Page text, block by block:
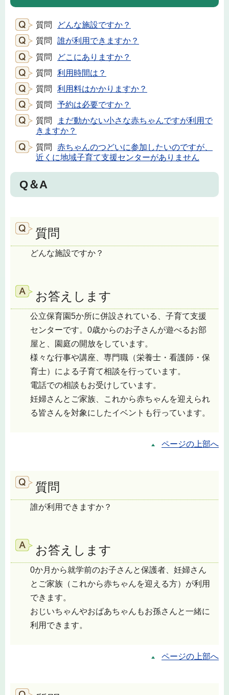
質問
どんな施設ですか？
質問
誰が利用できますか？
質問
どこにありますか？
質問
利用時間は？
質問
利用料はかかりますか？
質問
予約は必要ですか？
質問
まだ動かない小さな赤ちゃんですが利用で
きますか？
質問
赤ちゃんのつどいに参加したいのですが、
近くに地域子育て支援センターがありません
Q＆A
質問
どんな施設ですか？
お答えします
公立保育園5か所に併設されている、子育て支援
センターです。0歳からのお子さんが遊べるお部
屋と、園庭の開放をしています。
様々な行事や講座、専門職（栄養士・看護師・保
育士）による子育て相談を行っています。
電話での相談もお受けしています。
妊婦さんとご家族、これから赤ちゃんを迎えられ
る皆さんを対象にしたイベントも行っています。
ページの上部へ
質問
誰が利用できますか？
お答えします
0か月から就学前のお子さんと保護者、妊婦さん
とご家族（これから赤ちゃんを迎える方）が利用
できます。
おじいちゃんやおばあちゃんもお孫さんと一緒に
利用できます。
ページの上部へ